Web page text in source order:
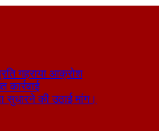
गहराया आक्रोश
सुधारने की उठाई मांग।